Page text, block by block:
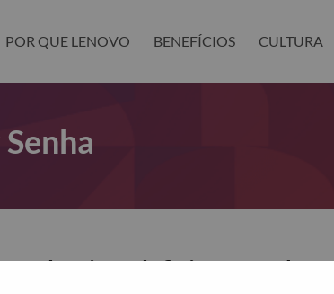
POR QUE LENOVO BENEFÍCIOS CULTURA
deseja redefinir sua senha?